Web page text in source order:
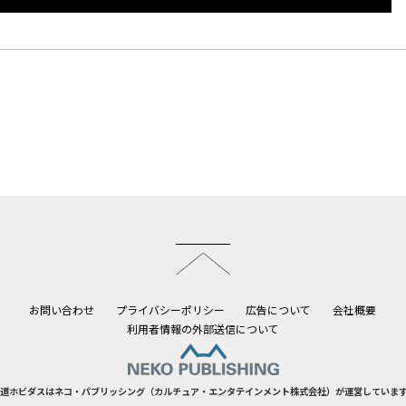
お問い合わせ プライバシーポリシー 広告について
会社概要
利用者情報の外部送信について
ホビダスはネコ・パブリッシング（カルチュア・エンタテインメント株式会社）が運営していま